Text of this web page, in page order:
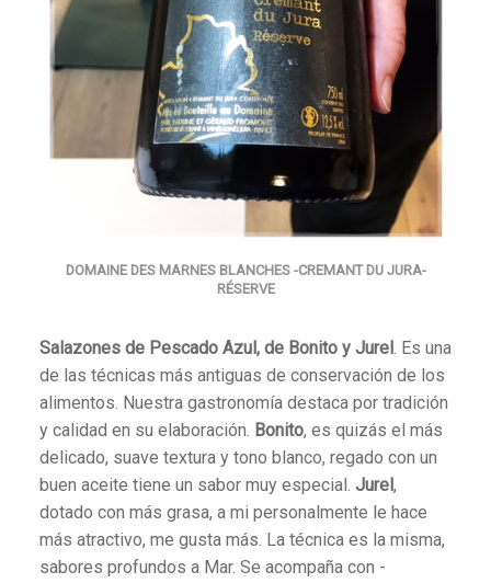
DOMAINE DES MARNES BLANCHES -CREMANT DU JURA-
RÉSERVE
Salazones de Pescado Azul, de Bonito y Jurel. Es una
de las técnicas más antiguas de conservación de los
alimentos. Nuestra gastronomía destaca por tradición
y calidad en su elaboración. Bonito, es quizás el más
delicado, suave textura y tono blanco, regado con un
buen aceite tiene un sabor muy especial. Jurel,
dotado con más grasa, a mi personalmente le hace
más atractivo, me gusta más. La técnica es la misma,
sabores profundos a Mar. Se acompaña con -